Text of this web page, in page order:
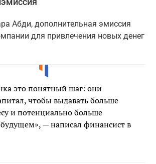
Абди, дополнительная эмиссия
для привлечения новых денег
это понятный шаг: они
чтобы выдавать больше
и потенциально больше
будущем», — написал финансист в